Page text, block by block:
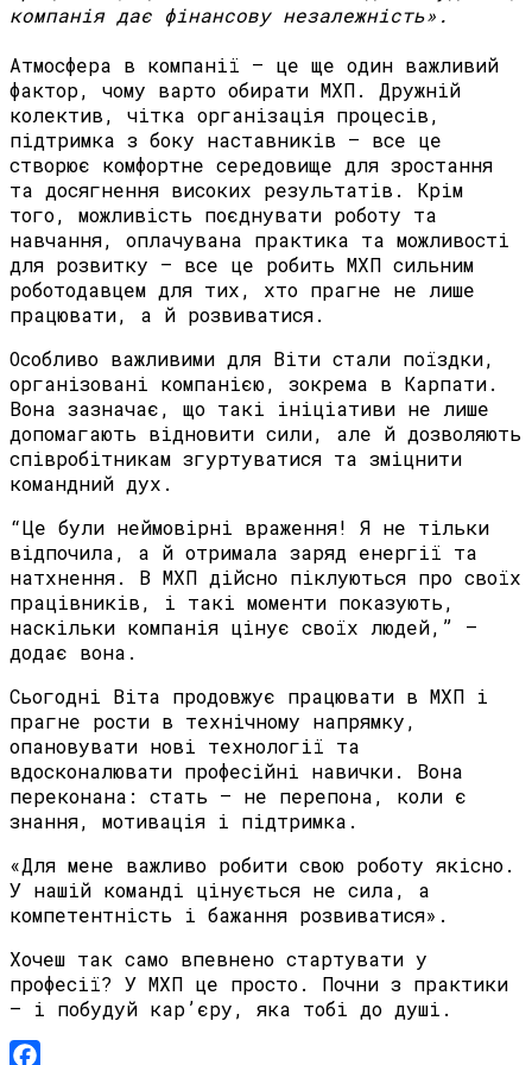
компанія дає фінансову незалежність».
Атмосфера в компанії — це ще один важливий
фактор, чому варто обирати МХП. Дружній
колектив, чітка організація процесів,
підтримка з боку наставників — все це
створює комфортне середовище для зростання
та досягнення високих результатів. Крім
того, можливість поєднувати роботу та
навчання, оплачувана практика та можливості
для розвитку — все це робить МХП сильним
роботодавцем для тих, хто прагне не лише
працювати, а й розвиватися.
Особливо важливими для Віти стали поїздки,
організовані компанією, зокрема в Карпати.
Вона зазначає, що такі ініціативи не лише
допомагають відновити сили, але й дозволяють
співробітникам згуртуватися та зміцнити
командний дух.
“Це були неймовірні враження! Я не тільки
відпочила, а й отримала заряд енергії та
натхнення. В МХП дійсно піклуються про своїх
працівників, і такі моменти показують,
наскільки компанія цінує своїх людей,” —
додає вона.
Сьогодні Віта продовжує працювати в МХП і
прагне рости в технічному напрямку,
опановувати нові технології та
вдосконалювати професійні навички. Вона
переконана: стать — не перепона, коли є
знання, мотивація і підтримка.
«Для мене важливо робити свою роботу якісно.
У нашій команді цінується не сила, а
компетентність і бажання розвиватися».
Хочеш так само впевнено стартувати у
професії? У МХП це просто. Почни з практики
— і побудуй кар’єру, яка тобі до душі.